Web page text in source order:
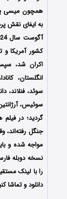
همچون میسی
به ایفای نقش
انگلستان،
سوئد، فنلاند،
سوئیس،
گردید؛ در
جنگل رفته‌اند،
مواجه شده و
نسخه دوبله
را با ‌لینک
دانلود و تماشا